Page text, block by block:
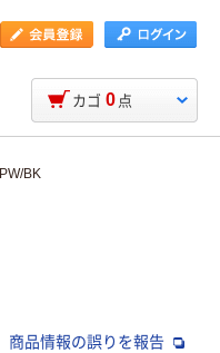
カゴ 0 点
BK
商品情報の誤りを報告